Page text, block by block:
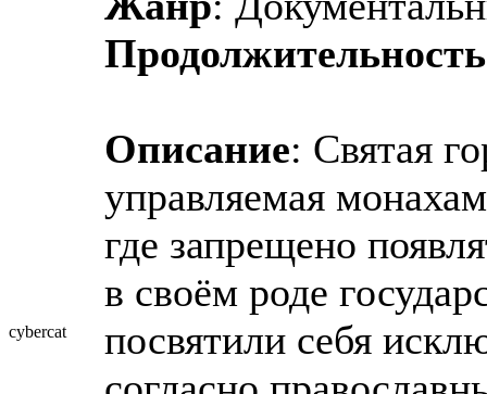
cybercat
Продолжительность
Описание: Святая
управляемая
где запрещено
в своём роде
посвятили себя